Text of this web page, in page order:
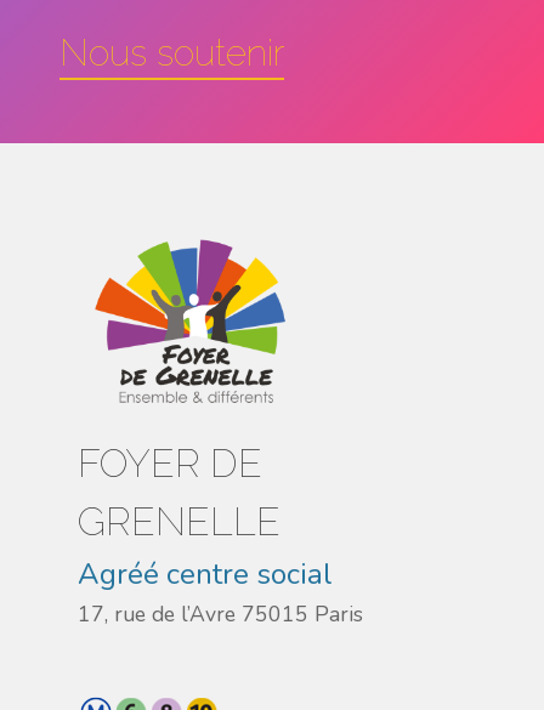
Nous soutenir
FOYER DE
GRENELLE
Agréé centre social
17, rue de l’Avre 75015 Paris